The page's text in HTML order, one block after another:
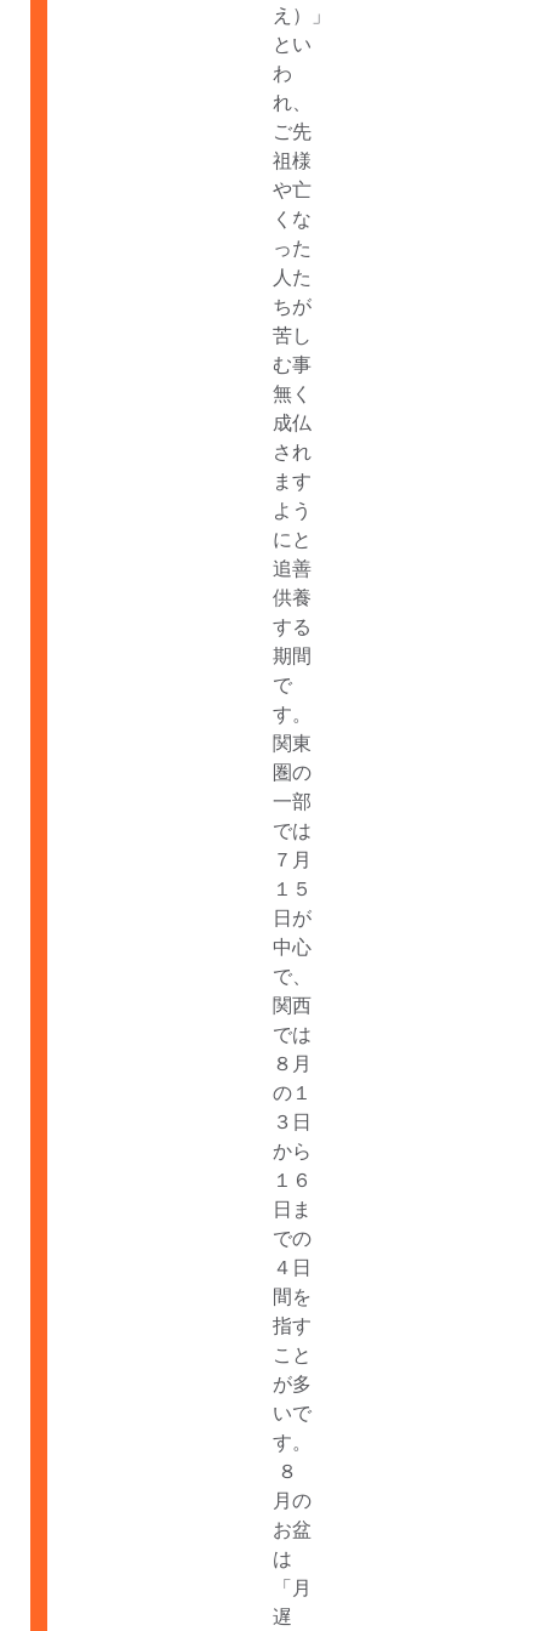
え）」
とい
わ
れ、
ご先
祖様
や亡
くな
った
人た
ちが
苦し
む事
無く
成仏
され
ます
よう
にと
追善
供養
する
期間
で
す。
関東
圏の
一部
では
７月
１５
日が
中心
で、
関西
では
８月
の１
３日
から
１６
日ま
での
４日
間を
指す
こと
が多
いで
す。
８
月の
お盆
は
「月
遅